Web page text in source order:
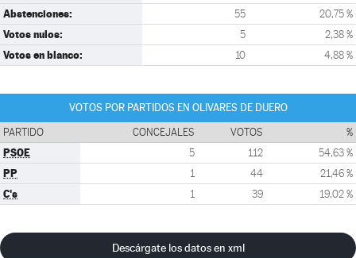
Abstenciones: 55 20,75 %
Votos nulos: 5 2,38 %
Votos en blanco: 10 4,88 %
VOTOS POR PARTIDOS EN OLIVARES DE DUERO
PARTIDO CONCEJALES VOTOS %
PSOE 5 112 54,63 %
PP 1 44 21,46 %
C's 1 39 19,02 %
Descárgate los datos en xml